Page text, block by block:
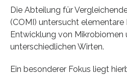
Die Abteilung für
(COMI) untersucht elementare
Entwicklung von Mikrobiomen
unterschiedlichen Wirten.
Ein besonderer Fokus liegt